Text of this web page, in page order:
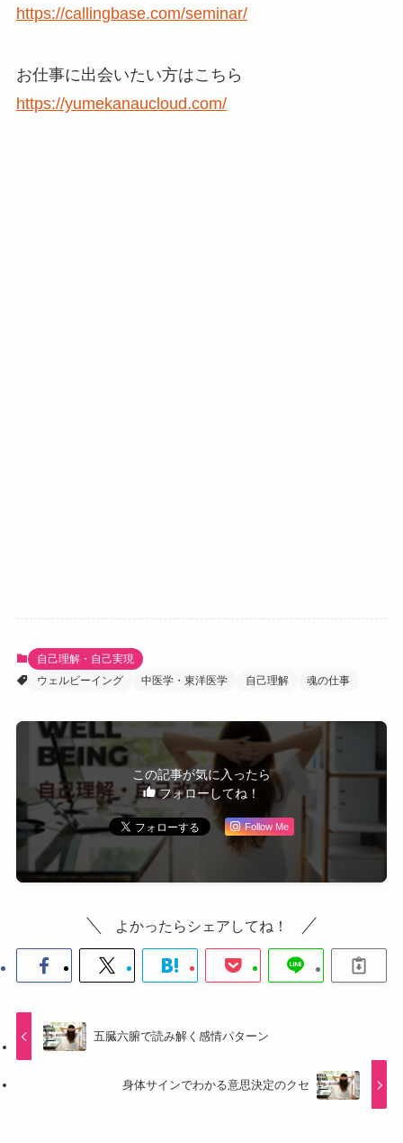
https://callingbase.com/seminar/
お仕事に出会いたい方はこちら
https://yumekanaucloud.com/
自己理解・自己実現
ウェルビーイング
中医学・東洋医学 自己理解 魂の仕事
この記事が気に入ったら
フォローしてね！
Follow Me
よかったらシェアしてね！
五臓六腑で読み解く感情パターン
身体サインでわかる意思決定のクセ